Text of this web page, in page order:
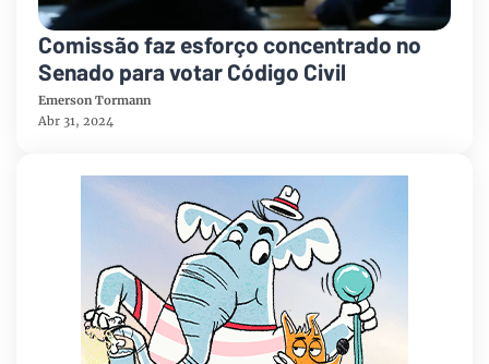
Comissão faz esforço concentrado no
Senado para votar Código Civil
Emerson Tormann
Abr 31, 2024